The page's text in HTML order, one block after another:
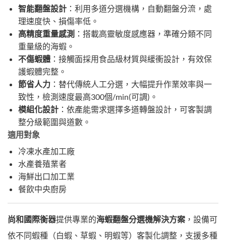
智能翻盤設計：利用多道分選機構，自動翻盤分流，處
理速度快、損傷率低。
高精度重量感測 ：搭載高靈敏度感應器，準確分類不同
重量級的海蝦。
不傷蝦體：接觸面採用食品級材質與緩衝設計，有效保
護蝦體完整。
節省人力：替代傳統人工分選，大幅提升作業效率與一
致性，檢測速度最高300個/min(可調)。
模組化設計：依產能需求選擇多道轉盤設計，可客製調
整分級範圍與道數。
適用對象
冷凍水產加工廠
水產養殖業者
海鮮出口加工業
餐飲中央廚房
尚和國際衡器提供專業的海蝦翻盤分選機解決方案 ，設備可
依不同蝦種（白蝦、草蝦、明蝦等）客製化調整，支援多種